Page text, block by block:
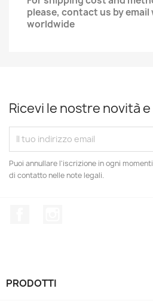
please, contact us by email
worldwide
Ricevi le nostre novità
Puoi annullare l'iscrizione in ogni
di contatto nelle note legali.
PRODOTTI